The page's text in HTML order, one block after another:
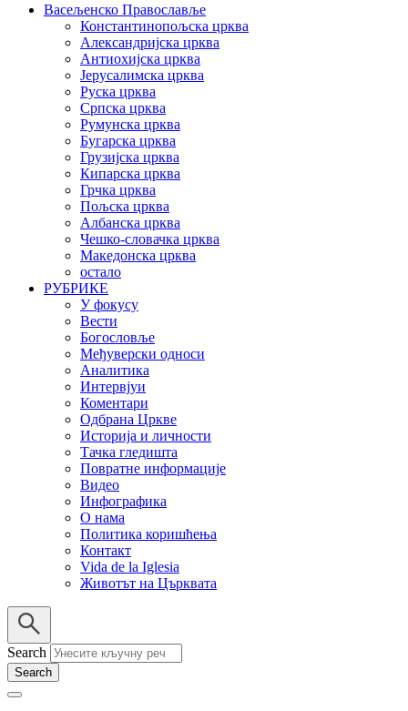
Васељенско Православље
Константинопољска црква
Александријска црква
Антиохијска црква
Јерусалимска црква
Руска црква
Српска црква
Румунска црква
Бугарска црква
Грузијска црква
Кипарска црква
Грчка црква
Пољска црква
Албанска црква
Чешко-словачка црква
Македонска црква
остало
РУБРИКЕ
У фокусу
Вести
Богословље
Међуверски односи
Аналитика
Интервјуи
Коментари
Одбрана Цркве
Историја и личности
Тачка гледишта
Повратне информације
Видео
Инфографика
О нама
Политика коришћења
Контакт
Vida de la Iglesia
Животът на Църквата
Search